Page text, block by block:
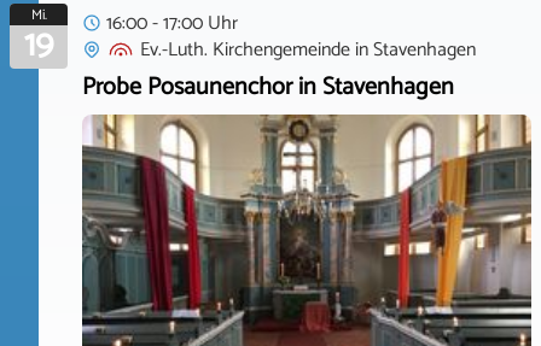
Mi.
19
16:00 - 17:00 Uhr
Ev.-Luth. KirchengemeindeinStavenhagen
Probe Posaunenchor in Stavenhagen